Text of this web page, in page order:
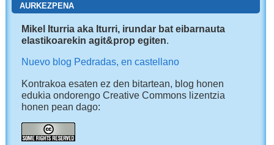
AURKEZPENA
Mikel Iturria aka Iturri, irundar bat eibarnauta
elastikoarekin agit&prop egiten.
Nuevo blog Pedradas, en castellano
Kontrakoa esaten ez den bitartean, blog honen
edukia ondorengo Creative Commons lizentzia
honen pean dago: